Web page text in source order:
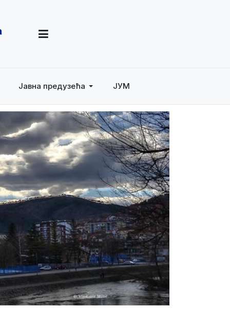
Јавна предузећа ЈУМ